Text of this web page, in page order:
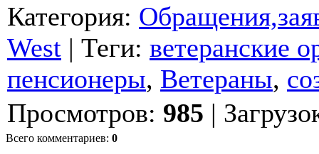
Категория:
West | Теги: ветеранские
пенсионеры, Ветераны,
Просмотров: 985 |
Всего комментариев: 0